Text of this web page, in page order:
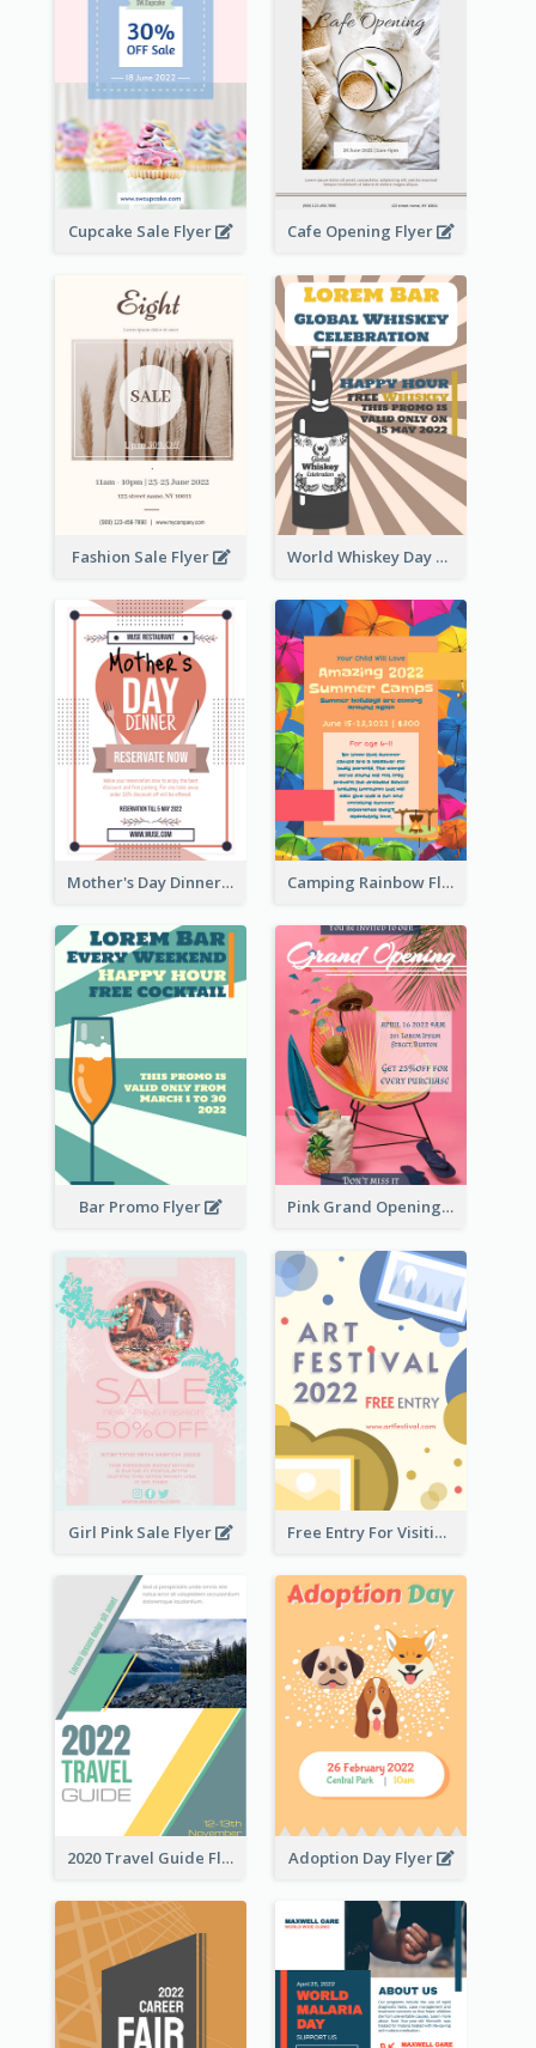
Cupcake Sale Flyer Cafe Opening Flyer
Fashion Sale Flyer World Whiskey Day Promotion Flyer
Mother's Day Dinner Promotion Flyer Camping Rainbow Flyer
Bar Promo Flyer Pink Grand Opening Flyer
Girl Pink Sale Flyer Free Entry For Visiting Art Fest Flyer
2020 Travel Guide Flyer Adoption Day Flyer